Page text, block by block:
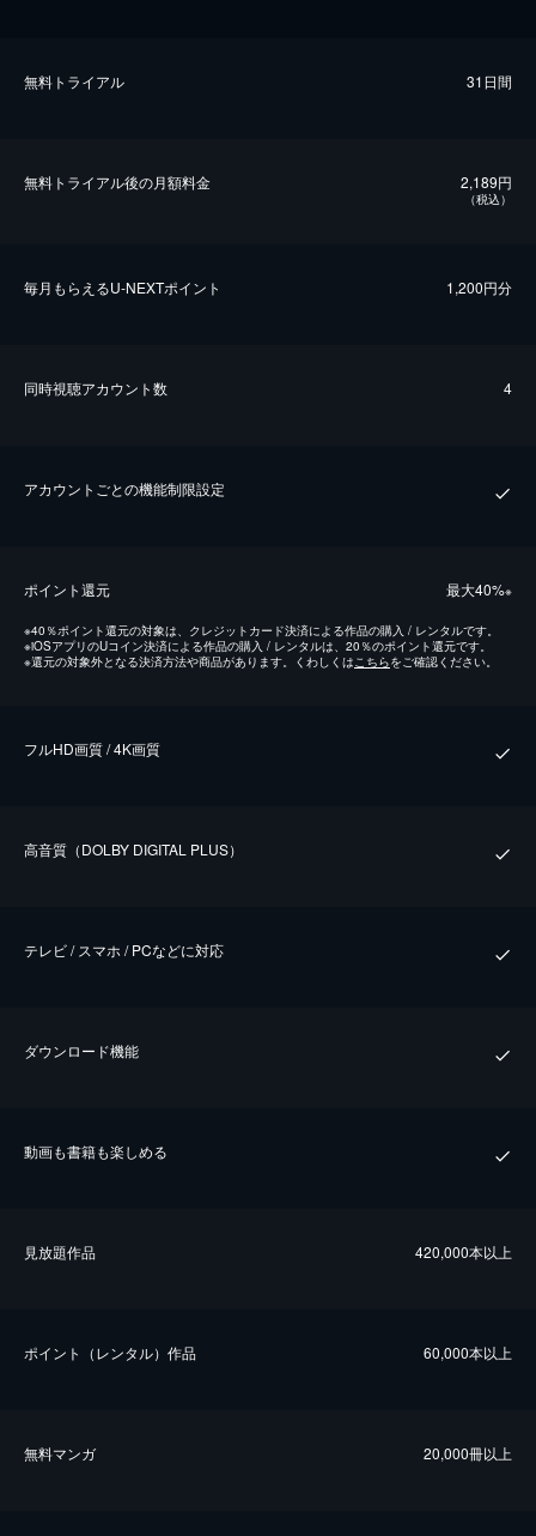
無料トライアル 31日間
無料トライアル後の⽉額料金 2,189円
（税込）
毎⽉もらえるU-NEXTポイント 1,200円分
同時視聴アカウント数 4
アカウントごとの機能制限設定
ポイント還元 最⼤40%※
※40％ポイント還元の対象は、クレジットカード決済による作品の購入 / レンタルです。
※iOSアプリのUコイン決済による作品の購入 / レンタルは、20％のポイント還元です。
※還元の対象外となる決済方法や商品があります。くわしくは こちらをご確認ください。
フルHD画質 / 4K画質
⾼⾳質（DOLBY DIGITAL PLUS）
テレビ / スマホ / PCなどに対応
ダウンロード機能
動画も書籍も楽しめる
⾒放題作品 420,000本以上
ポイント（レンタル）作品 60,000本以上
無料マンガ 20,000冊以上